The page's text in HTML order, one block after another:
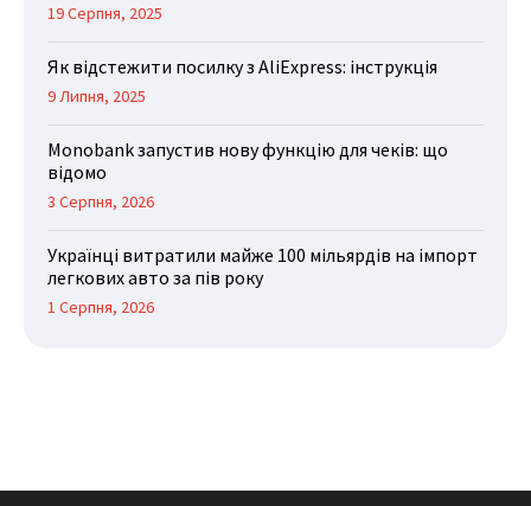
19 Серпня, 2025
Як відстежити посилку з AliExpress: інструкція
9 Липня, 2025
Monobank запустив нову функцію для чеків: що
відомо
3 Серпня, 2026
Українці витратили майже 100 мільярдів на імпорт
легкових авто за пів року
1 Серпня, 2026